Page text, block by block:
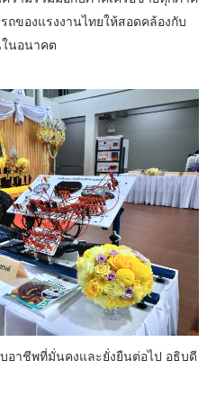
ของแรงงานไทยให้สอดคล้องกับ
นอนาคต
อาชีพที่มั่นคงและยั่งยืนต่อไป อธิบดี